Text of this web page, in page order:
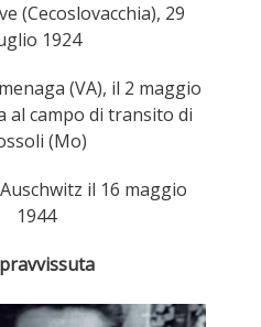
(Cecoslovacchia), 29
1924
(VA), il 2 maggio
al campo di transito di
(Mo)
il 16 maggio
1944